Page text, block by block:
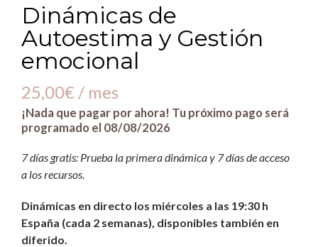
Dinámicas de
Autoestima y Gestión
emocional
25,00€ / mes
¡Nada que pagar por ahora! Tu próximo pago será
programado el 08/08/2026
7 días gratis: Prueba la primera dinámica y 7 días de acceso
a los recursos.
Dinámicas en directo los miércoles a las 19:30 h
España (cada 2 semanas), disponibles también en
diferido.